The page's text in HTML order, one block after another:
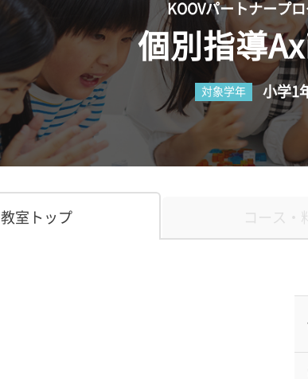
KOOVパートナープ
個別指導
対象学年 小学1
教室トップ コース・